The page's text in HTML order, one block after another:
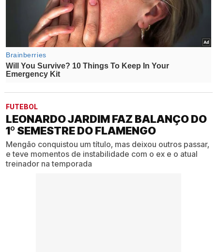
FUTEBOL
LEONARDO JARDIM FAZ BALANÇO DO
1º SEMESTRE DO FLAMENGO
Mengão conquistou um título, mas deixou outros passar,
e teve momentos de instabilidade com o ex e o atual
treinador na temporada